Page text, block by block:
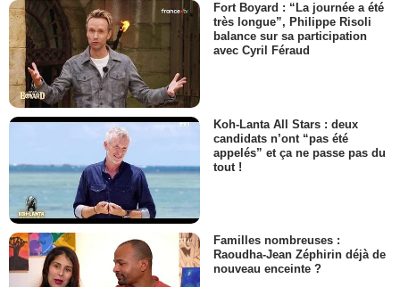
Fort Boyard : “La journée a été
très longue”, Philippe Risoli
balance sur sa participation
avec Cyril Féraud
Koh-Lanta All Stars : deux
candidats n’ont “pas été
appelés” et ça ne passe pas du
tout !
Familles nombreuses :
Raoudha-Jean Zéphirin déjà de
nouveau enceinte ?